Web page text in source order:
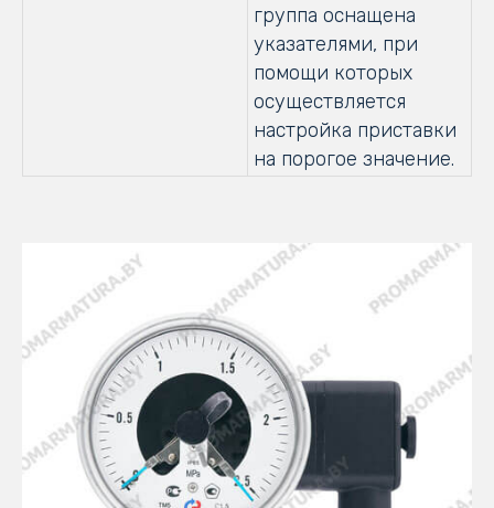
группа оснащена
указателями, при
помощи которых
осуществляется
настройка приставки
на порогое значение.